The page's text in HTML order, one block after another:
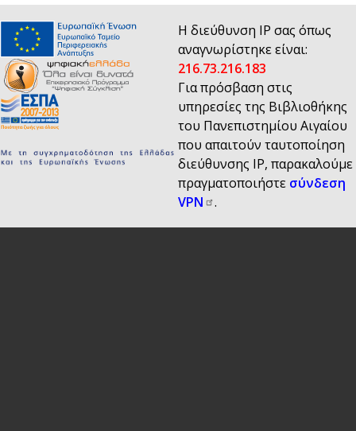
Η διεύθυνση IP σας όπως
αναγνωρίστηκε είναι:
216.73.216.183
Για πρόσβαση στις
υπηρεσίες της Βιβλιοθήκης
του Πανεπιστημίου Αιγαίου
που απαιτούν ταυτοποίηση
διεύθυνσης IP, παρακαλούμε
πραγματοποιήστε σύνδεση
VPN
.